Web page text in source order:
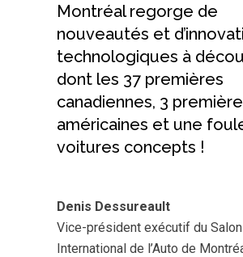
Montréal regorge de
nouveautés et
technologiques à
dont les 37 premières
canadiennes, 3
américaines et une
voitures concepts !
Denis Dessureault
Vice-président exécutif du Salon
International de l’Auto de